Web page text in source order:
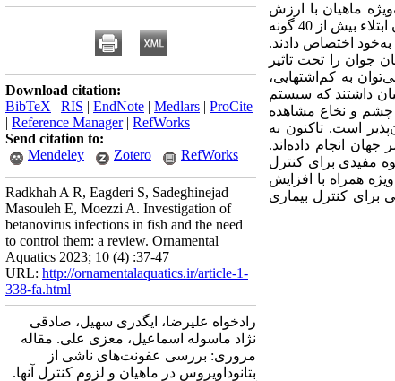
ویژه ماهیان با ارزش
شده، تاکنون ابتلاء بیش از 40 گونه
به‌خود اختصاص دادند.
جوان را تحت تاثیر
توان به کم اشتهایی،
داشتند که سیستم
چشم و نخاع مشاهده
پذیر است. تاکنون به
انجام داده‌اند.
مفیدی برای کنترل
همراه با افزایش
برای کنترل بیماری
Download citation:
BibTeX | RIS | EndNote | Medlars | ProCite
| Reference Manager| RefWorks
Send citation to:
Mendeley
Zotero RefWorks
Radkhah A R, Eagderi S, Sadeghinejad
Masouleh E, Moezzi A. Investigation of
betanovirus infections in fish and the need
to control them: a review. Ornamental
Aquatics 2023; 10 (4) :37-47
URL: http://ornamentalaquatics.ir/article-1-
338-fa.html
رادخواه علیرضا، ایگدری سهیل، صادقی
نژاد ماسوله اسماعیل، معزی علی. مقاله
مروری:‌ بررسی عفونت‌‌های ناشی از
بتانوداویروس در ماهیان و لزوم کنترل آنها.